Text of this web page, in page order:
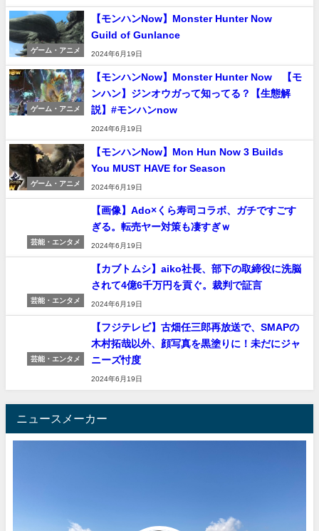
ゲーム・アニメ
【モンハンNow】Monster Hunter Now
Guild of Gunlance
2024年6月19日
ゲーム・アニメ
【モンハンNow】Monster Hunter Now 【モ
ンハン】ジンオウガって知ってる？【生態解
説】#モンハンnow
2024年6月19日
ゲーム・アニメ
【モンハンNow】Mon Hun Now 3 Builds
You MUST HAVE for Season
2024年6月19日
芸能・エンタメ
【画像】Ado×くら寿司コラボ、ガチですごす
ぎる。転売ヤー対策も凄すぎｗ
2024年6月19日
芸能・エンタメ
【カブトムシ】aiko社長、部下の取締役に洗脳
されて4億6千万円を貢ぐ。裁判で証言
2024年6月19日
芸能・エンタメ
【フジテレビ】古畑任三郎再放送で、SMAPの
木村拓哉以外、顔写真を黒塗りに！未だにジャ
ニーズ忖度
2024年6月19日
ニュースメーカー